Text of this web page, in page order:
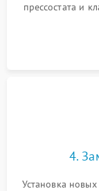
прессостата и
4.
Установка